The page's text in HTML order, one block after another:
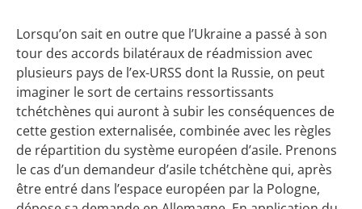
Lorsqu’on sait en outre que l’Ukraine a passé à son
tour des accords bilatéraux de réadmission avec
plusieurs pays de l’ex-URSS dont la Russie, on peut
imaginer le sort de certains ressortissants
tchétchènes qui auront à subir les conséquences de
cette gestion externalisée, combinée avec les règles
de répartition du système européen d’asile. Prenons
le cas d’un demandeur d’asile tchétchène qui, après
être entré dans l’espace européen par la Pologne,